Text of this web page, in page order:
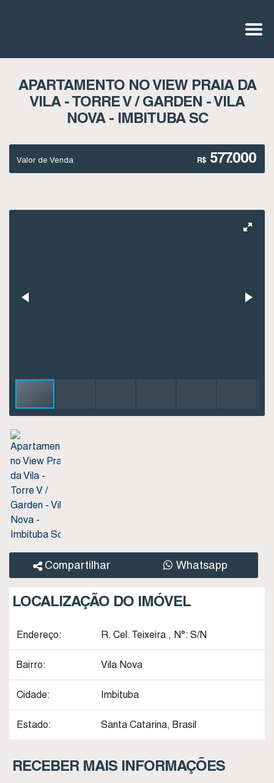
APARTAMENTO NO VIEW PRAIA DA
VILA - TORRE V / GARDEN - VILA
NOVA - IMBITUBA SC
R$ 577.000
Valor de Venda
Compartilhar Whatsapp
LOCALIZAÇÃO DO IMÓVEL
Endereço: R. Cel. Teixeira , N°: S/N
Bairro: Vila Nova
Cidade: Imbituba
Estado: Santa Catarina, Brasil
RECEBER MAIS INFORMAÇÕES